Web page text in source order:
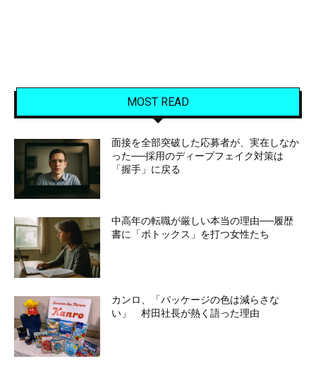
MOST READ
面接を全部突破した応募者が、実在しなか
った──採用のディープフェイク対策は
「握手」に戻る
中高年の転職が厳しい本当の理由──履歴
書に「ボトックス」を打つ女性たち
カンロ、「パッケージの色は減らさな
い」 村田社長が熱く語った理由